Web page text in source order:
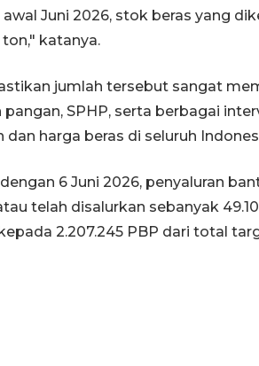
Juni 2026, stok beras yang
katanya.
jumlah tersebut sangat
pangan, SPHP, serta berbagai
dan harga beras di seluruh
6 Juni 2026, penyaluran
telah disalurkan sebanyak
2.207.245 PBP dari total